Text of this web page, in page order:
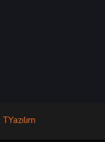
TYazılım